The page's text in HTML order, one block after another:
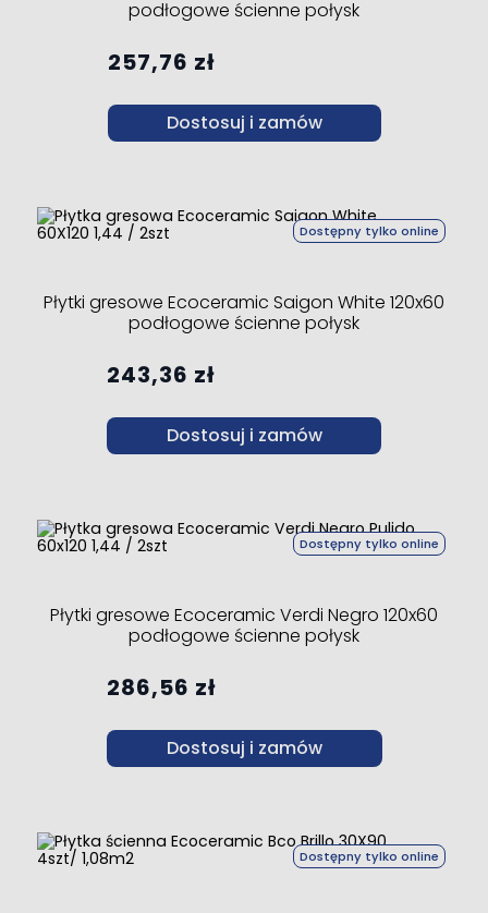
podłogowe ścienne połysk
257,76 zł
Dostosuj i zamów
Dostępny tylko online
Płytki gresowe Ecoceramic Saigon White 120x60
podłogowe ścienne połysk
243,36 zł
Dostosuj i zamów
Dostępny tylko online
Płytki gresowe Ecoceramic Verdi Negro 120x60
podłogowe ścienne połysk
286,56 zł
Dostosuj i zamów
Dostępny tylko online